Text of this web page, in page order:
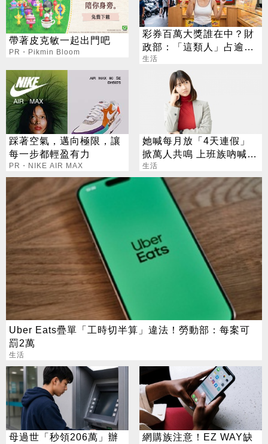
帶著皮克敏一起出門吧
PR・Pikmin Bloom
彩券百萬大獎誰在中？財
政部：「這類人」占逾6
成
生活
踩著空氣，邁向極限，讓
每一步都輕盈有力
PR・NIKE AIR MAX
她喊每月放「4天連假」
掀萬人共鳴 上班族吶喊：
這樣才活得像人
生活
Uber Eats疊單「工時切半算」違法！勞動部：每案可
罰2萬
生活
母過世「秒領206萬」辦
網購族注意！EZ WAY缺